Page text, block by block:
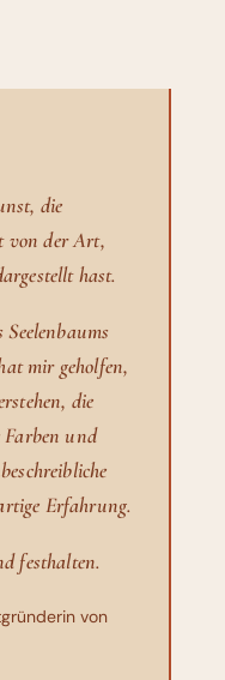
die
von der Art,
hast.
mir geholfen,
die
Farben und
Erfahrung.
festhalten.
von